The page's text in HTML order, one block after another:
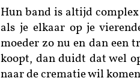
Hun band is altijd
als je elkaar op je
moeder zo nu en dan een
koopt, dan duidt dat wel
naar de crematie wil